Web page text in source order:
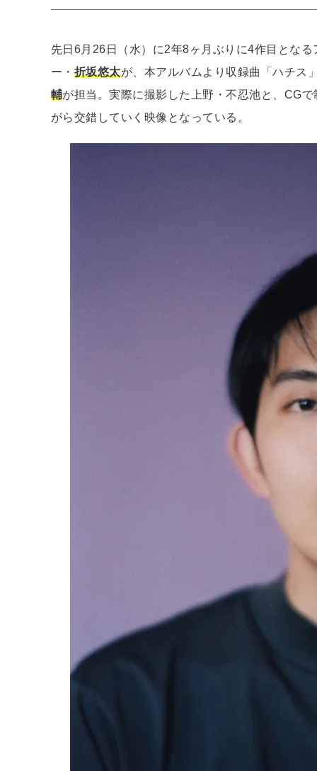
先⽇6⽉26⽇（⽔）に2年8ヶ⽉ぶりに4作⽬とな
ー・ 折坂悠太が、本アルバムより収録曲「ハチス
輔が担当。実際に撮影した上野・不忍池と、CG
がら交錯していく映像となっている。